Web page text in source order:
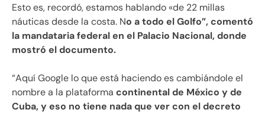
Esto es, recordó, estamos hablando «de 22 millas
náuticas desde la costa. No a todo el Golfo”, comentó
la mandataria federal en el Palacio Nacional, donde
mostró el documento.
“Aquí Google lo que está haciendo es cambiándole el
nombre a la plataforma continental de México y de
Cuba, y eso no tiene nada que ver con el decreto